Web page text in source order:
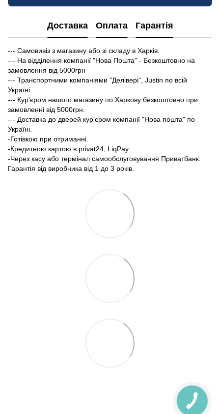
Доставка Оплата Гарантія
--- Самовивіз з магазину або зі складу в Харків.
--- На відділення компанії "Нова Пошта" - Безкоштовно на
замовлення від 5000грн
--- Транспортними компаніями "Делівері", Justin по всій
Україні.
--- Кур'єром нашого магазину по Харкову безкоштовно при
замовленні від 5000грн.
--- Доставка до дверей кур'єром компанії "Нова пошта" по
Україні.
-Готівкою при отриманні.
-Кредитною картою в privat24, LiqPay.
-Через касу або термінал самообслуговування Приватбанк.
Гарантія від виробника від 1 до 3 років.